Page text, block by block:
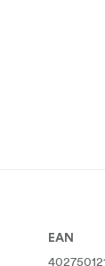
EAN